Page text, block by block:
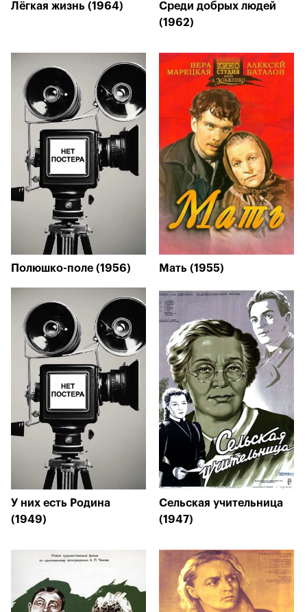
Лёгкая жизнь (1964)
Среди добрых людей
(1962)
Полюшко-поле (1956) Мать (1955)
У них есть Родина
(1949)
Сельская учительница
(1947)